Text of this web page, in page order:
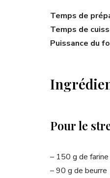
Temps de
Temps de
Puissance du
Pour le
– 150 g de farine
– 90 g de beurre